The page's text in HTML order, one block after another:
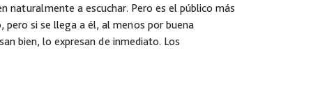
naturalmente a escuchar. Pero es el público más
si se llega a él, al menos por buena
bien, lo expresan de inmediato. Los